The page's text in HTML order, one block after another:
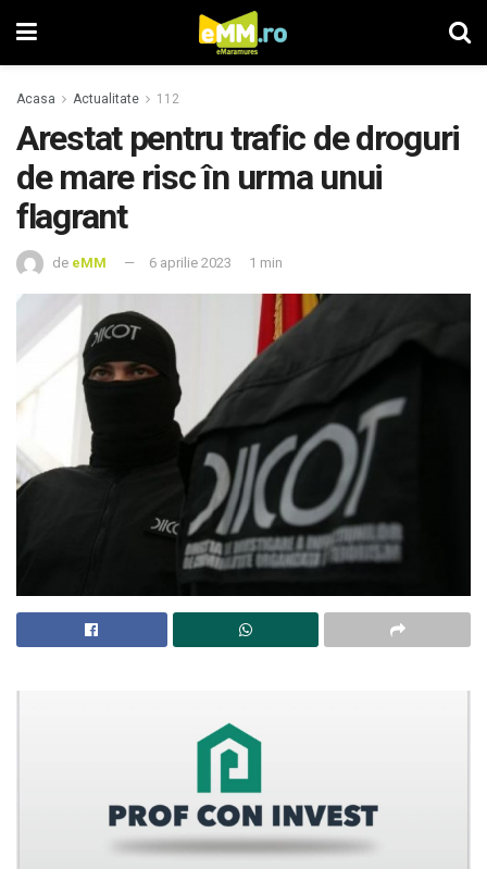
Acasa Actualitate 112
Arestat pentru trafic de droguri
de mare risc în urma unui
flagrant
de eMM 6 aprilie 2023 1 min